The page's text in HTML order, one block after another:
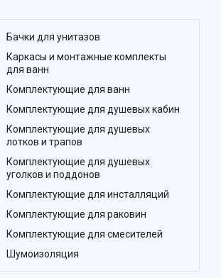
Бачки для унитазов
Каркасы и монтажные комплекты
для ванн
Комплектующие для ванн
Комплектующие для душевых кабин
Комплектующие для душевых
лотков и трапов
Комплектующие для душевых
уголков и поддонов
Комплектующие для инсталляций
Комплектующие для раковин
Комплектующие для смесителей
Шумоизоляция